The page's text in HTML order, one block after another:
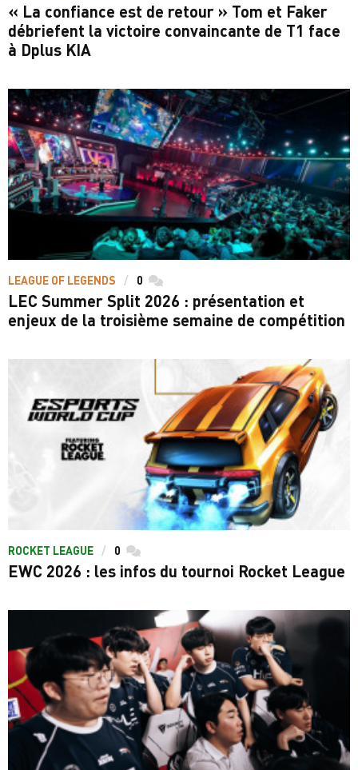
« La confiance est de retour » Tom et Faker
débriefent la victoire convaincante de T1 face
à Dplus KIA
LEAGUE OF LEGENDS 0 commentaires
LEC Summer Split 2026 : présentation et
enjeux de la troisième semaine de compétition
ROCKET LEAGUE 0 commentaires
EWC 2026 : les infos du tournoi Rocket League